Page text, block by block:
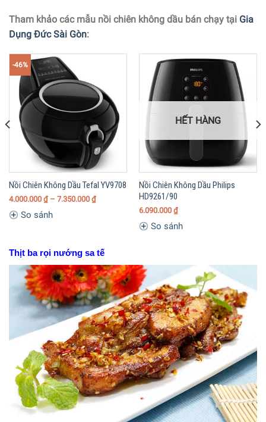
Tham khảo các mẫu nồi chiên không dầu bán chạy tại Gia
Dụng Đức Sài Gòn:
-46%
Nồi Chiên Không Dầu Tefal YV9708
4.000.000 ₫– 7.350.000 ₫
So sánh
HẾT HÀNG
Nồi Chiên Không Dầu Philips
HD9261/90
6.090.000 ₫
So sánh
Thịt ba rọi nướng sa tế